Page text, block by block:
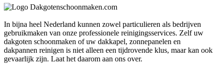
In bijna heel Nederland kunnen zowel particulieren als bedrijven
gebruikmaken van onze professionele reinigingsservices. Zelf uw
dakgoten schoonmaken of uw dakkapel, zonnepanelen en
dakpannen reinigen is niet alleen een tijdrovende klus, maar kan ook
gevaarlijk zijn. Laat het daarom aan ons over.